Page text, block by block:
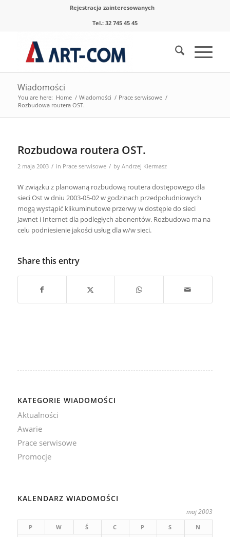
Rejestracja zainteresowanych
Tel.: 32 745 45 45
Wiadomości
You are here: Home / Wiadomości / Prace serwisowe /
Rozbudowa routera OST.
Rozbudowa routera OST.
2 maja 2003 / in Prace serwisowe / by Andrzej Kiermasz
W związku z planowaną rozbudową routera dostępowego dla
sieci Ost w dniu 2003-05-02 w godzinach przedpołudniowych
mogą wystąpić klikuminutowe przerwy w dostępie do sieci
Jawnet i Internet dla podległych abonentów. Rozbudowa ma na
celu podniesienie jakości usług dla w/w sieci.
Share this entry
KATEGORIE WIADOMOŚCI
Aktualności
Awarie
Prace serwisowe
Promocje
KALENDARZ WIADOMOŚCI
maj 2003
P W Ś C P S
N